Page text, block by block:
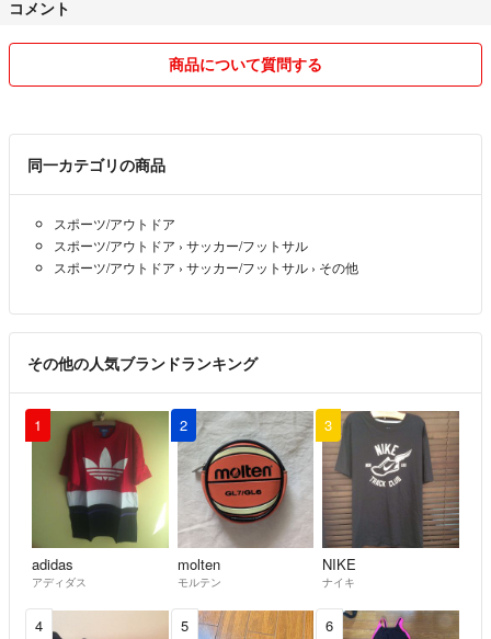
コメント
商品について質問する
同一カテゴリの商品
スポーツ/アウトドア
スポーツ/アウトドア › サッカー/フットサル
スポーツ/アウトドア › サッカー/フットサル › その他
その他の人気ブランドランキング
1
adidas
アディダス
2
molten
モルテン
3
NIKE
ナイキ
4 5 6